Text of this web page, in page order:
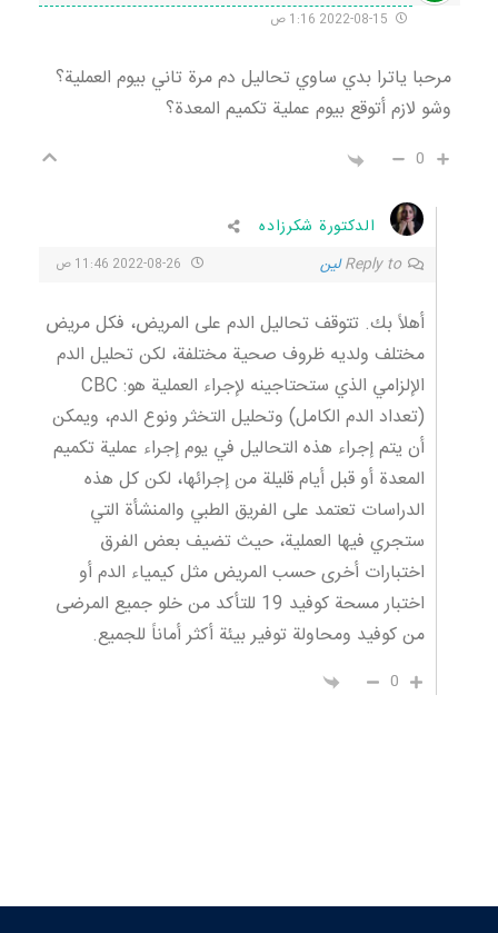
مرحبا ياترا بدي ساوي تحاليل دم مرة تاني بيوم العملية؟
وشو لازم أتوقع بيوم عملية تكميم المعدة؟
0
الدكتورة شكرزاده
Reply to لین
أهلاً بك. تتوقف تحاليل الدم على المريض، فكل مريض
مختلف ولديه ظروف صحية مختلفة، لكن تحليل الدم
الإلزامي الذي ستحتاجينه لإجراء العملية هو: CBC
(تعداد الدم الكامل) وتحليل التخثر ونوع الدم، ويمكن
أن يتم إجراء هذه التحاليل في يوم إجراء عملية تكميم
المعدة أو قبل أيام قليلة من إجرائها، لكن كل هذه
الدراسات تعتمد على الفريق الطبي والمنشأة التي
ستجري فيها العملية، حيث تضيف بعض الفرق
اختبارات أخرى حسب المريض مثل كيمياء الدم أو
اختبار مسحة كوفيد 19 للتأكد من خلو جميع المرضى
من كوفيد ومحاولة توفير بيئة أكثر أماناً للجميع.
0